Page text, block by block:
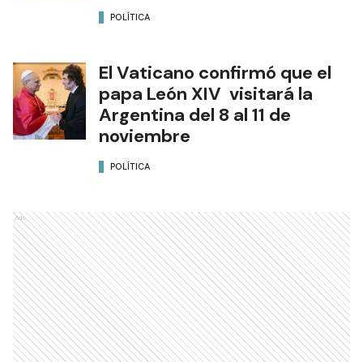
POLÍTICA
El Vaticano confirmó que el
papa León XIV visitará la
Argentina del 8 al 11 de
noviembre
POLÍTICA
Ads